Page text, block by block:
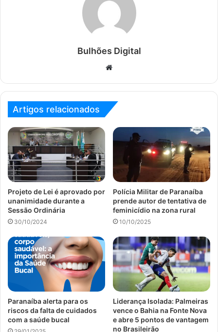
Bulhões Digital
Website
Artigos relacionados
Projeto de Lei é aprovado por
unanimidade durante a
Sessão Ordinária
30/10/2024
Polícia Militar de Paranaíba
prende autor de tentativa de
feminicídio na zona rural
10/10/2025
Paranaíba alerta para os
riscos da falta de cuidados
com a saúde bucal
Liderança Isolada: Palmeiras
vence o Bahia na Fonte Nova
e abre 5 pontos de vantagem
no Brasileirão